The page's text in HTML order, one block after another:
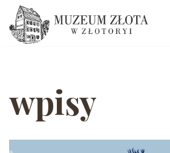
Przejdź
wpisy